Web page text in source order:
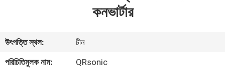
আমাদের
সম্বন্ধে
কনভার্টার
উৎপত্তি স্থল:
চীন
পরিচিতিমুলক নাম:
QRsonic